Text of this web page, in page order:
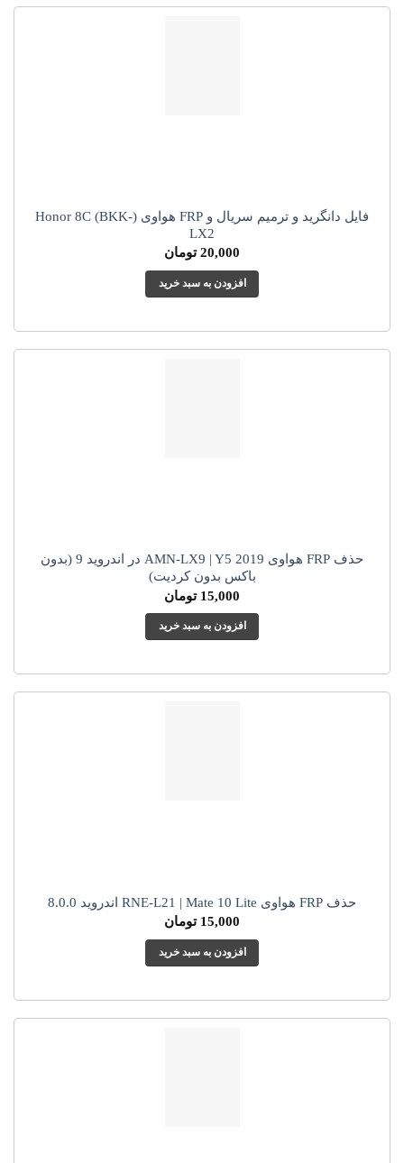
فایل دانگرید و ترمیم سریال و FRP هواوی (Honor 8C (BKK-
LX2
20,000 تومان
افزودن به سبد خرید
حذف FRP هواوی AMN-LX9 | Y5 2019 در اندروید 9 (بدون
باکس بدون کردیت)
15,000 تومان
افزودن به سبد خرید
حذف FRP هواوی RNE-L21 | Mate 10 Lite اندروید 8.0.0
15,000 تومان
افزودن به سبد خرید